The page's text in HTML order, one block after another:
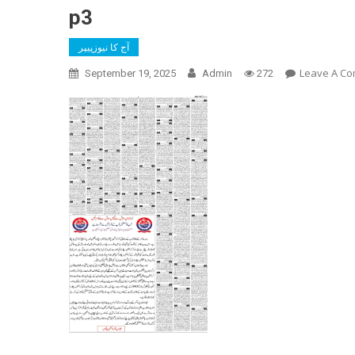
p3
آج کا نیوزپیپر
September 19, 2025 Admin 272 Leave A